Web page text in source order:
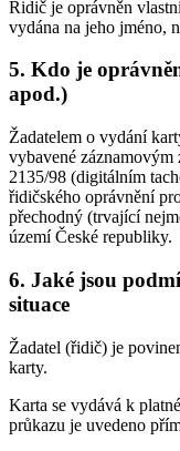
Řidič je oprávněn
vydána na jeho jméno,
5. Kdo je
apod.)
Žadatelem o vydání
vybavené
2135/98 (digitálním
řidičského oprávnění
přechodný (trvající
území České republiky.
6. Jaké jsou
situace
Žadatel (řidič) je
karty.
Karta se vydává k
průkazu je uvedeno